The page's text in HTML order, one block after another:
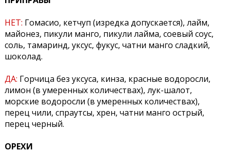
НЕТ: Гомасио, кетчуп (изредка допускается), лайм,
майонез, пикули манго, пикули лайма, соевый соус,
соль, тамаринд, уксус, фукус, чатни манго сладкий,
шоколад.
ДА: Горчица без уксуса, кинза, красные водоросли,
лимон (в умеренных количествах), лук-шалот,
морские водоросли (в умеренных количествах),
перец чили, спраутсы, хрен, чатни манго острый,
перец черный.
ОРЕХИ